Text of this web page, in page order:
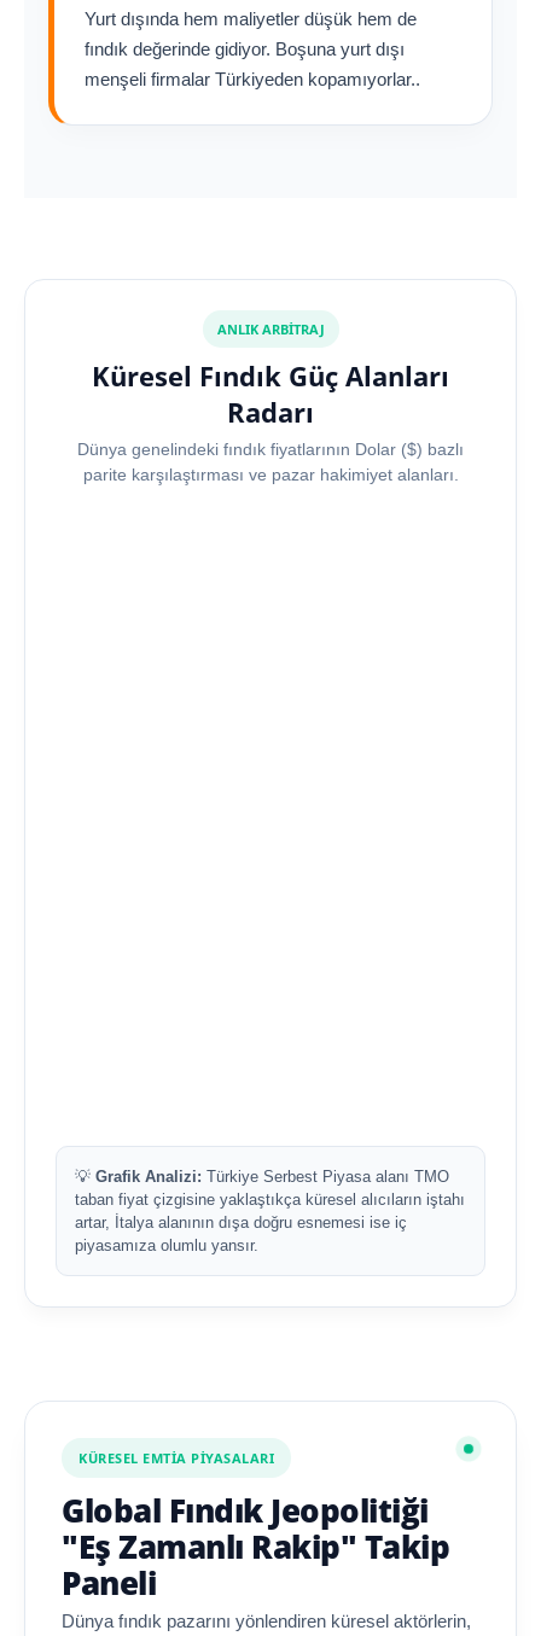
Yurt dışında hem maliyetler düşük hem de
fındık değerinde gidiyor. Boşuna yurt dışı
menşeli firmalar Türkiyeden kopamıyorlar..
ANLIK ARBİTRAJ
Küresel Fındık Güç Alanları
Radarı
Dünya genelindeki fındık fiyatlarının Dolar ($) bazlı
parite karşılaştırması ve pazar hakimiyet alanları.
💡 Grafik Analizi: Türkiye Serbest Piyasa alanı TMO
taban fiyat çizgisine yaklaştıkça küresel alıcıların iştahı
artar, İtalya alanının dışa doğru esnemesi ise iç
piyasamıza olumlu yansır.
KÜRESEL EMTİA PİYASALARI
Global Fındık Jeopolitiği
"Eş Zamanlı Rakip" Takip
Paneli
Dünya fındık pazarını yönlendiren küresel aktörlerin,